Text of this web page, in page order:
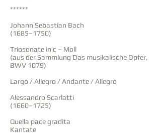
******
Johann Sebastian Bach
(1685–1750)
Triosonate in c – Moll
(aus der Sammlung Das musikalische Opfer,
BWV 1079)
Largo / Allegro / Andante / Allegro
Alessandro Scarlatti
(1660–1725)
Quella pace gradita
Kantate